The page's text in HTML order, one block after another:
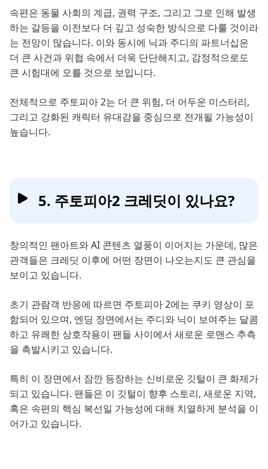
속편은 동물 사회의 계급, 권력 구조, 그리고 그로 인해 발생
하는 갈등을 이전보다 더 깊고 성숙한 방식으로 다룰 것이라
는 전망이 많습니다. 이와 동시에 닉과 주디의 파트너십은
더 큰 사건과 위협 속에서 더욱 단단해지고, 감정적으로도
큰 시험대에 오를 것으로 보입니다.
전체적으로 주토피아 2는 더 큰 위험, 더 어두운 미스터리,
그리고 강화된 캐릭터 유대감을 중심으로 전개될 가능성이
높습니다.
5. 주토피아2 크레딧이 있나요?
창의적인 팬아트와 AI 콘텐츠 열풍이 이어지는 가운데, 많은
관객들은 크레딧 이후에 어떤 장면이 나오는지도 큰 관심을
보이고 있습니다.
초기 관람객 반응에 따르면 주토피아 2에는 쿠키 영상이 포
함되어 있으며, 엔딩 장면에서는 주디와 닉이 보여주는 달콤
하고 유쾌한 상호작용이 팬들 사이에서 새로운 로맨스 추측
을 촉발시키고 있습니다.
특히 이 장면에서 잠깐 등장하는 신비로운 깃털이 큰 화제가
되고 있습니다. 팬들은 이 깃털이 향후 스토리, 새로운 지역,
혹은 속편의 핵심 복선일 가능성에 대해 치열하게 분석을 이
어가고 있습니다.